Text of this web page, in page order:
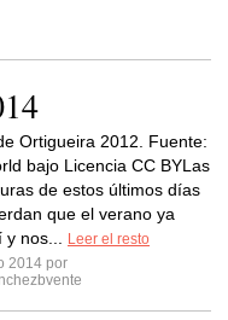
Ortigueira 2012. Fuente:
bajo Licencia CC BYLas
de estos últimos días
que el verano ya
nos...
Leer el resto
2014 por